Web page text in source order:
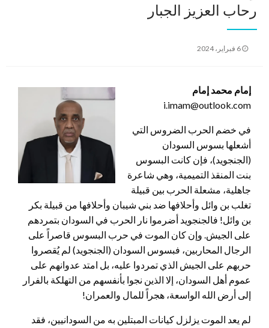
رحاب العزيز الجبار
نُشر
6 فبراير، 2024
إمام محمد إمام
i.imam@outlook.com
في خضم الحرب الضروس التي
أشعلها بسوس السودان
(الجنجويد)، فإن كانت البسوس
بنت المنقذ التميمية، وهي شاعرة
جاهلية، مشعلة الحرب بين قبيلة
تغلب بن وائل وأحلافها ضد بني شيبان وأحلافها من قبيلة بكر
بن وائل! فالجنجويد أضرموا نار الحرب في السودان بتمردهم
على الجيش. وإن كان الموت في حرب البسوس قاصراً على
الرجال المحاربين، فبسوس السودان (الجنجويد) لم يُقصروا
حربهم على الجيش الذي تمردوا عليه، بل امتد عدوانهم على
عموم أهل السودان، إلا الذين نجوا بأنفسهم من التهلكة بالفرار
إلى أرض الله الواسعة، هجراً للمال والعمران!
لم يعد الموت يزلزل كيانات المبتلين به من السودانيين، فقد